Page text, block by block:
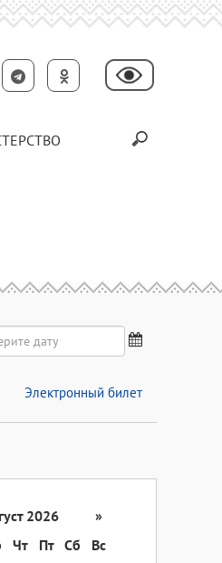
Электронный билет
2026
»
Чт Пт Сб
Вс